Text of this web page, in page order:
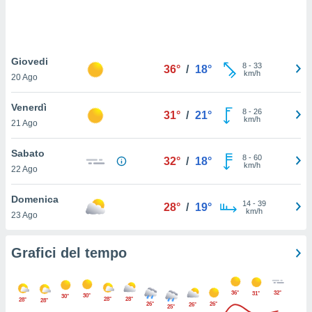
In
ti
per
nel
utilizzati
o
potrai
Giovedi
20 Ago
36° / 18° 8- 33
km/h
Venerdì
21 Ago
31° / 21° 8- 26
km/h
Sabato
22 Ago
32° / 18° 8- 60
km/h
Domenica
23 Ago
28° / 19° 14- 39
km/h
Grafici del tempo
28° 28°
30° 30°
28° 28°
26° 25° 26° 26°
36° 31° 32°